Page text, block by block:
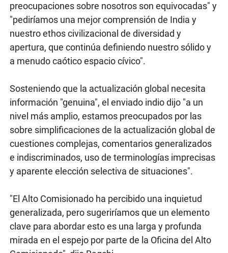
preocupaciones sobre nosotros son equivocadas" y
"pediríamos una mejor comprensión de India y
nuestro ethos civilizacional de diversidad y
apertura, que continúa definiendo nuestro sólido y
a menudo caótico espacio cívico".
Sosteniendo que la actualización global necesita
información "genuina", el enviado indio dijo "a un
nivel más amplio, estamos preocupados por las
sobre simplificaciones de la actualización global de
cuestiones complejas, comentarios generalizados
e indiscriminados, uso de terminologías imprecisas
y aparente elección selectiva de situaciones".
"El Alto Comisionado ha percibido una inquietud
generalizada, pero sugeriríamos que un elemento
clave para abordar esto es una larga y profunda
mirada en el espejo por parte de la Oficina del Alto